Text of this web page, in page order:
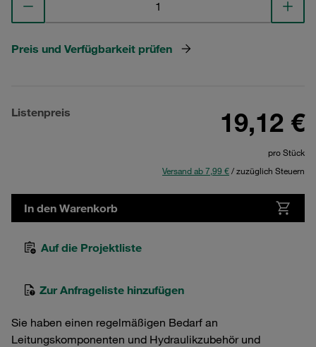
Preis und Verfügbarkeit prüfen
Listenpreis 19,12 €
pro Stück
Versand ab 7,99 €/ zuzüglich Steuern
In den Warenkorb
Auf die Projektliste
Zur Anfrageliste hinzufügen
Sie haben einen regelmäßigen Bedarf an
Leitungskomponenten und Hydraulikzubehör und